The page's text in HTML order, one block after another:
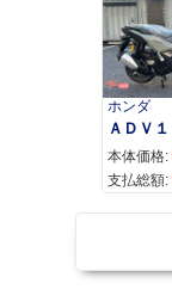
ホンダ
本体価格:
支払総額: